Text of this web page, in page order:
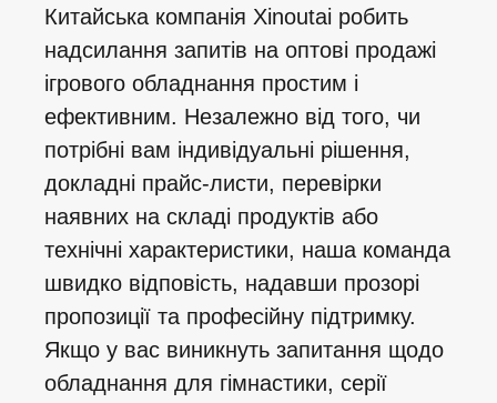
Китайська компанія Xinoutai робить
надсилання запитів на оптові продажі
ігрового обладнання простим і
ефективним. Незалежно від того, чи
потрібні вам індивідуальні рішення,
докладні прайс-листи, перевірки
наявних на складі продуктів або
технічні характеристики, наша команда
швидко відповість, надавши прозорі
пропозиції та професійну підтримку.
Якщо у вас виникнуть запитання щодо
обладнання для гімнастики, серії